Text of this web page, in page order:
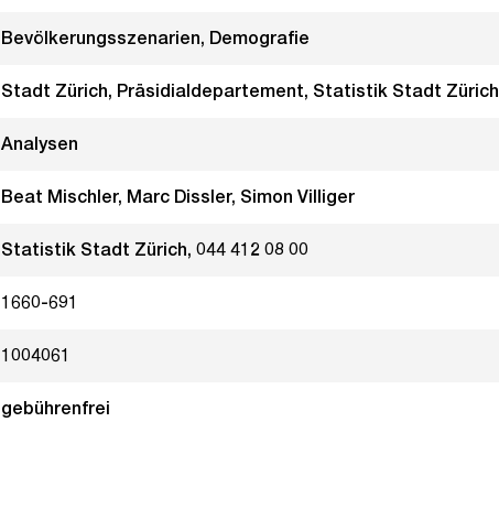
Bevölkerungsszenarien, Demografie
Stadt Zürich, Präsidialdepartement, Statistik Stadt Zürich
Analysen
Beat Mischler, Marc Dissler, Simon Villiger
Statistik Stadt Zürich, 044 412 08 00
1660-691
1004061
gebührenfrei